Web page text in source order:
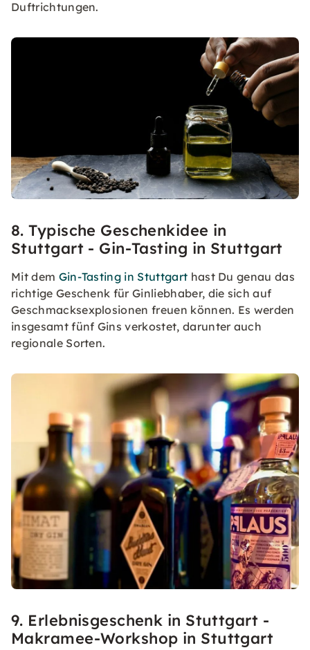
Duftrichtungen.
8. Typische Geschenkidee in
Stuttgart - Gin-Tasting in Stuttgart
Mit dem Gin-Tasting in Stuttgart hast Du genau das
richtige Geschenk für Ginliebhaber, die sich auf
Geschmacksexplosionen freuen können. Es werden
insgesamt fünf Gins verkostet, darunter auch
regionale Sorten.
9. Erlebnisgeschenk in Stuttgart -
Makramee-Workshop in Stuttgart